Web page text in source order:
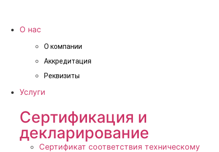
О нас
О компании
Аккредитация
Реквизиты
Услуги
Сертификация и
декларирование
Сертификат соответствия техническому